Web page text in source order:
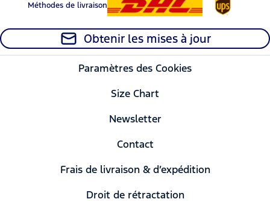
Méthodes de livraison
Obtenir les mises à jour
Paramètres des Cookies
Size Chart
Newsletter
Contact
Frais de livraison & d’expédition
Droit de rétractation